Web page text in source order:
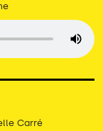
Carré